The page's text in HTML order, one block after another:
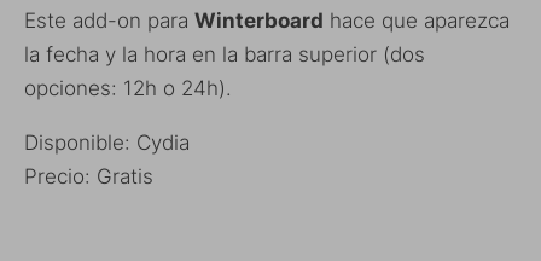
Este add-on para Winterboard hace que aparezca
la fecha y la hora en la barra superior (dos
opciones: 12h o 24h).
Disponible: Cydia
Precio: Gratis